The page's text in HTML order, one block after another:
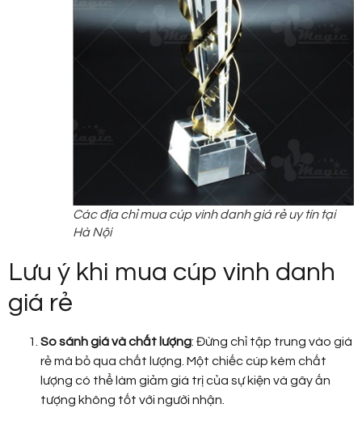
Các địa chỉ mua cúp vinh danh giá rẻ uy tín tại
Hà Nội
Lưu ý khi mua cúp vinh danh
giá rẻ
So sánh giá và chất lượng: Đừng chỉ tập trung vào giá
rẻ mà bỏ qua chất lượng. Một chiếc cúp kém chất
lượng có thể làm giảm giá trị của sự kiện và gây ấn
tượng không tốt với người nhận.